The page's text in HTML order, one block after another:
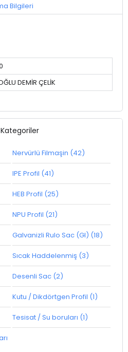
Bilgileri
DEMİR ÇELİK
Nervürlü Filmaşin (42)
IPE Profil (41)
HEB Profil (25)
NPU Profil (21)
Galvanizli Rulo Sac (GI) (18)
Sıcak Haddelenmiş (3)
Desenli Sac (2)
Kutu / Dikdörtgen Profil (1)
Tesisat / Su boruları (1)